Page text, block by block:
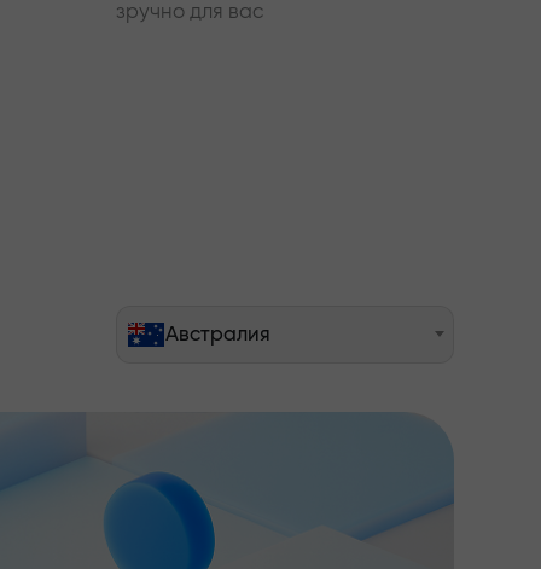
зручно для вас
Австралия